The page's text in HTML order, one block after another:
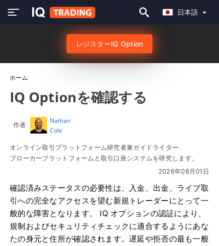
日本語
レジスターIQ Option
ホーム
IQ Optionを確認する
作者
Nathan
Cole
オンライン取引プラットフォーム研究者兼ガイドライター
ブローカープラットフォームと取引口座システムを研究します。
2026年08月01日
確認済みステータスの必要性は、入金、出金、ライブ取
引への完全なアクセスを望む新規トレーダーにとって一
般的な障害となります。 IQ オプションの認証により、
規制およびセキュリティチェックに適合するようにあな
たの身元と住所が確認されます。遅延や拒否の最も一般